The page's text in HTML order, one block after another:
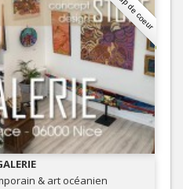
Coup de coeur
& art océanien